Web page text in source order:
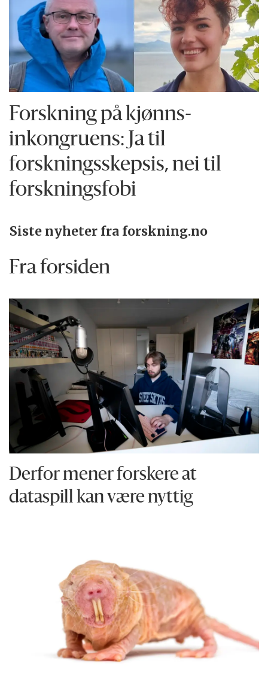
Forskning på kjønns­
inkongruens: Ja til
forskningsskepsis, nei til
forskningsfobi
Siste nyheter fra forskning.no
Fra forsiden
Derfor mener forskere at
dataspill kan være nyttig